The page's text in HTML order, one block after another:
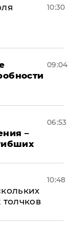
10:30
09:04
–
06:53
10:48